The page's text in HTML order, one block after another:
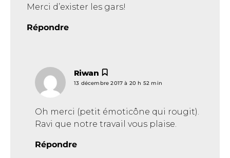
Merci d’exister les gars!
Répondre
Riwan
13 décembre 2017 à 20 h 52 min
Oh merci (petit émoticône qui rougit).
Ravi que notre travail vous plaise.
Répondre